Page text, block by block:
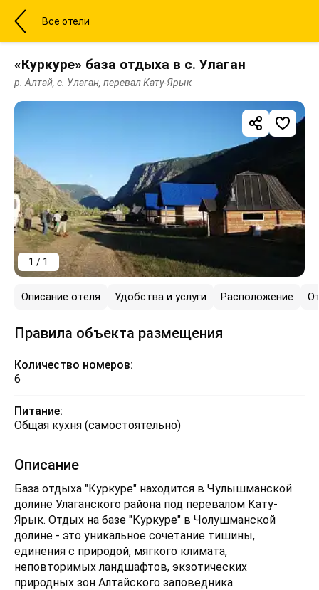
Все отели
«Куркуре» база отдыха в с. Улаган
р. Алтай, с. Улаган, перевал Кату-Ярык
1 / 1
Описание отеля Удобства и услуги Расположение
Правила объекта размещения
Количество номеров:
6
Питание:
Общая кухня (самостоятельно)
Описание
База отдыха "Куркуре" находится в Чулышманской
долине Улаганского района под перевалом Кату-
Ярык. Отдых на базе "Куркуре" в Чолушманской
долине - это уникальное сочетание тишины,
единения с природой, мягкого климата,
неповторимых ландшафтов, экзотических
природных зон Алтайского заповедника.